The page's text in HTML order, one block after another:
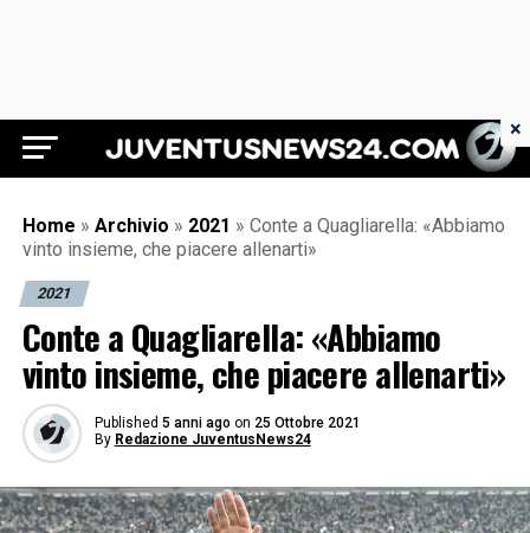
Juventus News 24
Home » Archivio » 2021 » Conte a Quagliarella: «Abbiamo
vinto insieme, che piacere allenarti»
2021
Conte a Quagliarella: «Abbiamo
vinto insieme, che piacere allenarti»
Published 5 anni ago on 25 Ottobre 2021
By Redazione JuventusNews24
×